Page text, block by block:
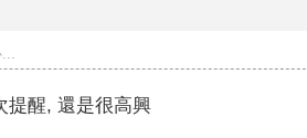
...
提醒, 還是很高興